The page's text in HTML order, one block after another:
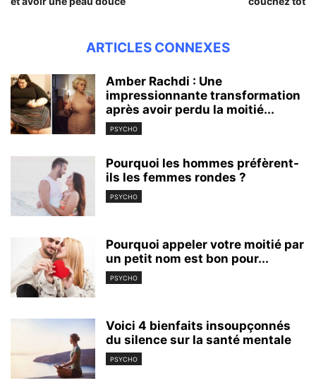
ARTICLES CONNEXES
Amber Rachdi : Une
impressionnante transformation
après avoir perdu la moitié...
PSYCHO
Pourquoi les hommes préfèrent-
ils les femmes rondes ?
PSYCHO
Pourquoi appeler votre moitié par
un petit nom est bon pour...
PSYCHO
Voici 4 bienfaits insoupçonnés
du silence sur la santé mentale
PSYCHO